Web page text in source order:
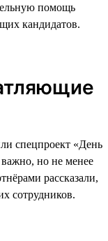
помощь
кандидатов.
спецпроект «День
но не менее
рассказали,
сотрудников.